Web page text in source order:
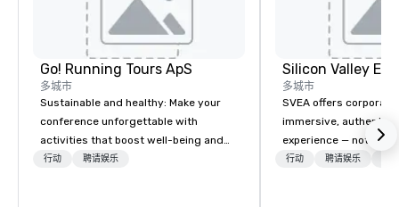
Go! Running Tours ApS
多城市
Sustainable and healthy: Make your
conference unforgettable with
activities that boost well-being and
lower carbon footprints. Explore the
行动 聘请娱乐
多城市
SVEA offers
immersive, authentic
experience — not a
transformation. We
行动 聘请娱乐